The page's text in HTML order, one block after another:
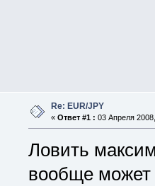
Re: EUR/JPY
« Ответ #1 : 03 Апреля
Ловить
вообще может